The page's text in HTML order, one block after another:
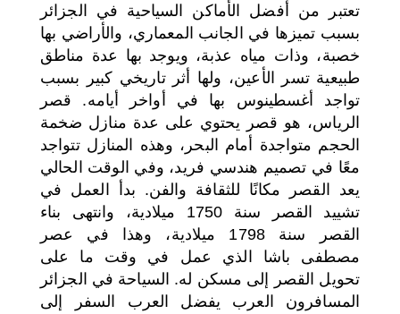
تعتبر من أفضل الأماكن السياحية في الجزائر
بسبب تميزها في الجانب المعماري، والأراضي بها
خصبة، وذات مياه عذبة، ويوجد بها عدة مناطق
طبيعية تسر الأعين، ولها أثر تاريخي كبير بسبب
تواجد أغسطينوس بها في أواخر أيامه. قصر
الرياس، هو قصر يحتوي على عدة منازل ضخمة
الحجم متواجدة أمام البحر، وهذه المنازل تتواجد
معًا في تصميم هندسي فريد، وفي الوقت الحالي
يعد القصر مكانًا للثقافة والفن. بدأ العمل في
تشييد القصر سنة 1750 ميلادية، وانتهى بناء
القصر سنة 1798 ميلادية، وهذا في عصر
مصطفى باشا الذي عمل في وقت ما على
تحويل القصر إلى مسكن له. السياحة في الجزائر
المسافرون العرب يفضل العرب السفر إلى